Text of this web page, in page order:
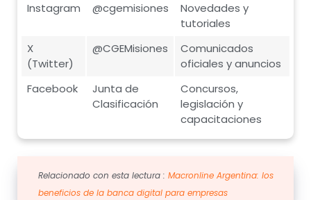
Instagram @cgemisiones
Novedades y
tutoriales
X
(Twitter)
@CGEMisiones
Comunicados
oficiales y anuncios
Facebook
Junta de
Clasificación
Concursos,
legislación y
capacitaciones
Relacionado con esta lectura : Macronline Argentina: los
beneficios de la banca digital para empresas